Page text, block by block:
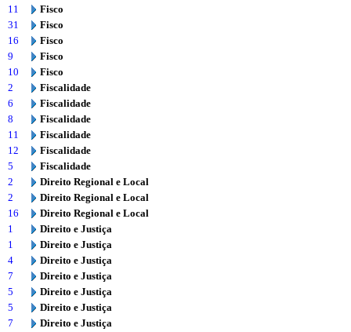
11
Fisco
31
Fisco
16
Fisco
9
Fisco
10
Fisco
2
Fiscalidade
6
Fiscalidade
8
Fiscalidade
11
Fiscalidade
12
Fiscalidade
5
Fiscalidade
2
Direito Regional e Local
2
Direito Regional e Local
16
Direito Regional e Local
1
Direito e Justiça
1
Direito e Justiça
4
Direito e Justiça
7
Direito e Justiça
5
Direito e Justiça
5
Direito e Justiça
7
Direito e Justiça